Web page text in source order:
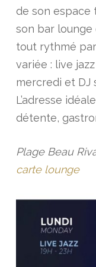
de son espace
son bar lounge
tout rythmé
variée : live
mercredi et DJ
L’adresse
détente,
Plage Beau
carte lounge